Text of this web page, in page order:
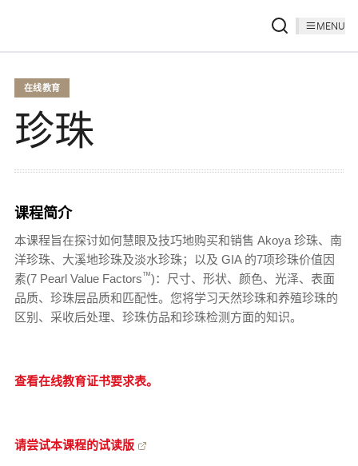
MENU
在线教育
珍珠
课程简介
本课程旨在探讨如何慧眼及技巧地购买和销售 Akoya 珍珠、南
洋珍珠、大溪地珍珠及淡水珍珠；以及 GIA 的7项珍珠价值因
素(7 Pearl Value Factors™)：尺寸、形状、颜色、光泽、表面
品质、珍珠层品质和匹配性。您将学习天然珍珠和养殖珍珠的
区别、采收后处理、珍珠仿品和珍珠检测方面的知识。
查看在线教育证书要求表。
请尝试本课程的试读版